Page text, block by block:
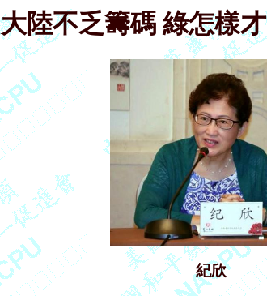
大陸不乏籌碼 綠怎樣
紀欣